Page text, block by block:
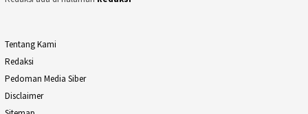
Tentang Kami
Redaksi
Pedoman Media Siber
Disclaimer